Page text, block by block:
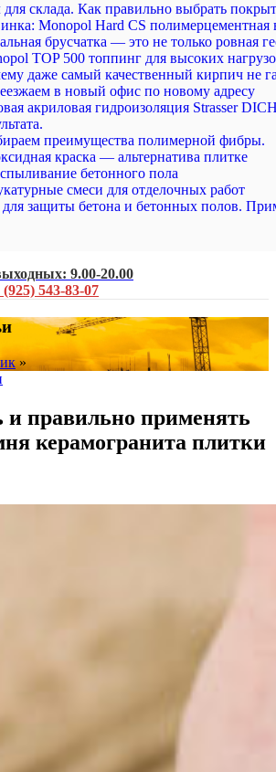
склада. Как правильно выбрать
Monopol Hard CS полимерцементная
брусчатка — это не только ровная
TOP 500 топпинг для высоких
даже самый качественный кирпич не
в новый офис по новому адресу
акриловая гидроизоляция Strasser
преимущества полимерной фибры.
краска — альтернатива плитке
бетонного пола
смеси для отделочных работ
защиты бетона и бетонных полов.
9.00-20.00
(925) 543-83-07
»
правильно применять
керамогранита плитки